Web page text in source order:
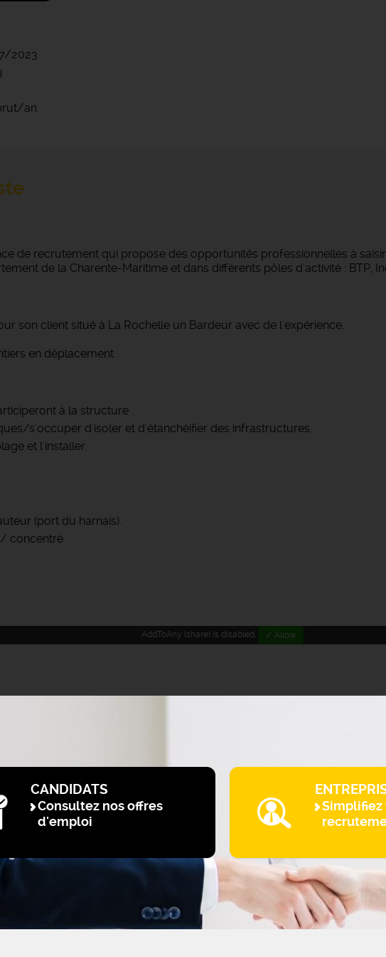
2023
an
de recrutement qui propose des opportunités professionnelles à
de la Charente-Maritime et dans différents pôles d'activité : BTP,
son client situé à La Rochelle un Bardeur avec de l'expérience.
en déplacement.
à la structure
s'occuper d'isoler et d'étanchéifier des infrastructures.
et l'installer.
(port du harnais).
concentré.
AddToAny (share) is disabled. ✓ Allow
CANDIDATS
Consultez nos offres
d'emploi
Simplifiez